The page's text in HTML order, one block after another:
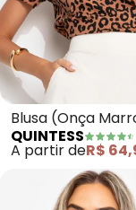
Blusa (Onça
com Decote V e
QUINTESS
A partir deR$